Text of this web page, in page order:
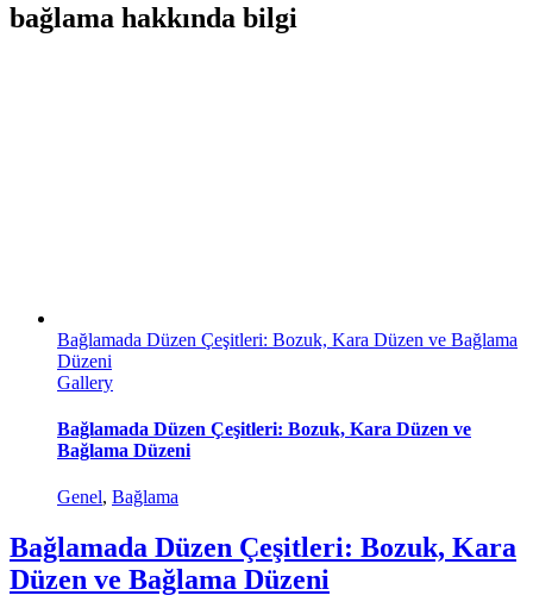
bağlama hakkında bilgi
Bağlamada Düzen Çeşitleri: Bozuk, Kara Düzen ve Bağlama
Düzeni
Gallery
Bağlamada Düzen Çeşitleri: Bozuk, Kara Düzen ve
Bağlama Düzeni
Genel, Bağlama
Bağlamada Düzen Çeşitleri: Bozuk, Kara
Düzen ve Bağlama Düzeni